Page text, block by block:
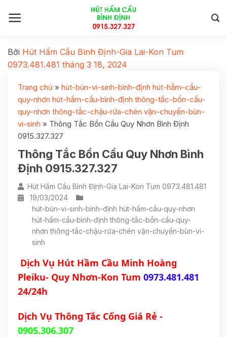
Bởi Hút Hầm Cầu Bình Định-Gia Lai-Kon Tum
0973.481.481 tháng 3 18, 2024
Trang chủ » hút-bùn-vi-sinh-bình-định hút-hầm-cầu-
quy-nhơn hút-hầm-cầu-bình-định thông-tắc-bồn-cầu-
quy-nhơn thông-tắc-chậu-rửa-chén vận-chuyển-bùn-
vi-sinh » Thông Tắc Bồn Cầu Quy Nhơn Bình Định
0915.327.327
Thông Tắc Bồn Cầu Quy Nhơn Bình
Định 0915.327.327
Hút Hầm Cầu Bình Định-Gia Lai-Kon Tum 0973.481.481
19/03/2024
hút-bùn-vi-sinh-bình-định hút-hầm-cầu-quy-nhơn
hút-hầm-cầu-bình-định thông-tắc-bồn-cầu-quy-
nhơn thông-tắc-chậu-rửa-chén vận-chuyển-bùn-vi-
sinh
Dịch Vụ Hút Hầm Cầu Minh Hoàng
Pleiku- Quy Nhơn-Kon Tum 0973.481.481
24/24h
Dịch Vụ Thông Tắc Cống Giá Rẻ -
0905.306.307